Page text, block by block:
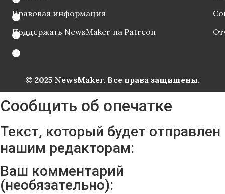
Правовая информация
Поддержать NewsMaker на Patreon
© 2025 NewsMaker. Все права защищены.
Сообщить об опечатке
Текст, который будет отправлен
нашим редакторам:
Ваш комментарий
(необязательно):